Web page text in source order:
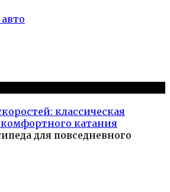
классическая
катания
для повседневного